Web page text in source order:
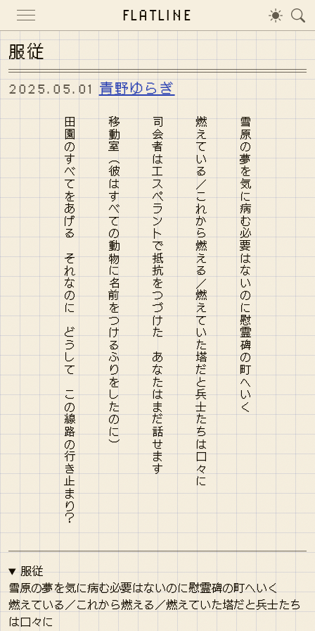
FLATLINE
服従
2025.05.01 青野ゆらぎ
雪原の夢を気に病む必要はないのに慰霊碑の町へいく
燃えている／これから燃える／燃えていた塔だと兵士たちは口々に
司会者はエスペラントで抵抗をつづけた あなたはまだ話せます
移動室（彼はすべての動物に名前をつけるふりをしたのに）
田園のすべてをあげる それなのに どうして この線路の行き止まり？
服従
雪原の夢を気に病む必要はないのに慰霊碑の町へいく
燃えている／これから燃える／燃えていた塔だと兵士たち
は口々に